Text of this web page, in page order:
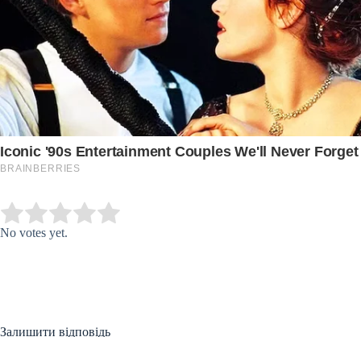
Rate this item:
No votes yet.
Залишити відповідь